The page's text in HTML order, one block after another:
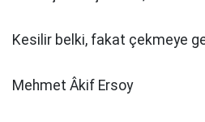
Kesilir belki, fakat çekmeye
Mehmet Âkif Ersoy